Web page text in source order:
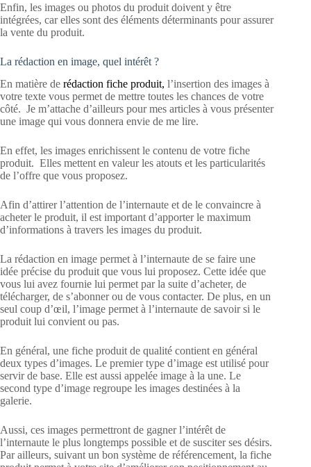
Enfin, les images ou photos du produit doivent y être
intégrées, car elles sont des éléments déterminants pour assurer
la vente du produit.
La rédaction en image, quel intérêt ?
En matière de rédaction fiche produit, l’insertion des images à
votre texte vous permet de mettre toutes les chances de votre
côté. Je m’attache d’ailleurs pour mes articles à vous présenter
une image qui vous donnera envie de me lire.
En effet, les images enrichissent le contenu de votre fiche
produit. Elles mettent en valeur les atouts et les particularités
de l’offre que vous proposez.
Afin d’attirer l’attention de l’internaute et de le convaincre à
acheter le produit, il est important d’apporter le maximum
d’informations à travers les images du produit.
La rédaction en image permet à l’internaute de se faire une
idée précise du produit que vous lui proposez. Cette idée que
vous lui avez fournie lui permet par la suite d’acheter, de
télécharger, de s’abonner ou de vous contacter. De plus, en un
seul coup d’œil, l’image permet à l’internaute de savoir si le
produit lui convient ou pas.
En général, une fiche produit de qualité contient en général
deux types d’images. Le premier type d’image est utilisé pour
servir de base. Elle est aussi appelée image à la une. Le
second type d’image regroupe les images destinées à la
galerie.
Aussi, ces images permettront de gagner l’intérêt de
l’internaute le plus longtemps possible et de susciter ses désirs.
Par ailleurs, suivant un bon système de référencement, la fiche